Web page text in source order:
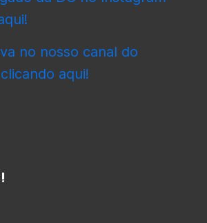
no nosso canal do
aqui!